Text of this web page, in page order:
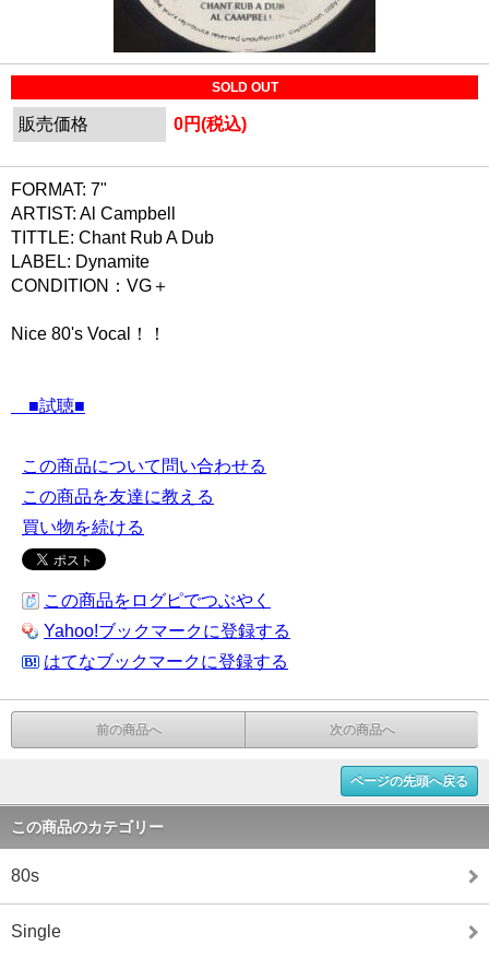
SOLD OUT
販売価格 0円(税込)
FORMAT: 7"
ARTIST: Al Campbell
TITTLE: Chant Rub A Dub
LABEL: Dynamite
CONDITION：VG＋
Nice 80's Vocal！！
■試聴■
この商品について問い合わせる
この商品を友達に教える
買い物を続ける
この商品をログピでつぶやく
Yahoo!ブックマークに登録する
はてなブックマークに登録する
前の商品へ 次の商品へ
ページの先頭へ戻る
この商品のカテゴリー
80s
Single